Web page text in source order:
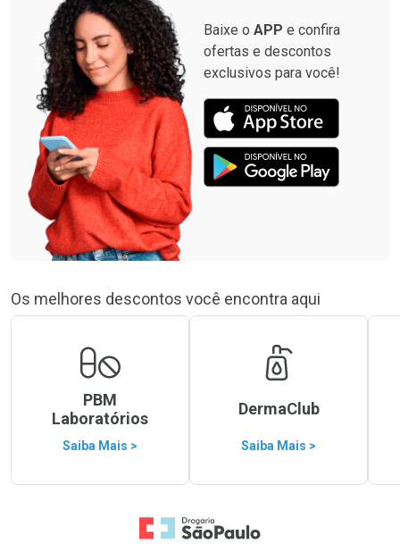
Baixe o APP e confira
ofertas e descontos
exclusivos para você!
Os melhores descontos você encontra aqui
PBM
Laboratórios
Saiba Mais >
DermaClub
Saiba Mais >
Ir para a Home